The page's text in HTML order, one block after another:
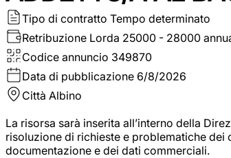
Tipo di contratto Tempo determinato
Retribuzione Lorda 25000 - 28000
Codice annuncio 349870
Data di pubblicazione 6/8/2026
Città Albino
La risorsa sarà inserita all’interno della
risoluzione di richieste e problematiche
documentazione e dei dati commerciali.